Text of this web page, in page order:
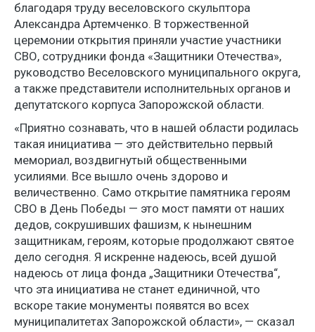
благодаря труду веселовского скульптора
Александра Артемченко. В торжественной
церемонии открытия приняли участие участники
СВО, сотрудники фонда «Защитники Отечества»,
руководство Веселовского муниципального округа,
а также представители исполнительных органов и
депутатского корпуса Запорожской области.
«Приятно сознавать, что в нашей области родилась
такая инициатива — это действительно первый
мемориал, воздвигнутый общественными
усилиями. Все вышло очень здорово и
величественно. Само открытие памятника героям
СВО в День Победы — это мост памяти от наших
дедов, сокрушивших фашизм, к нынешним
защитникам, героям, которые продолжают святое
дело сегодня. Я искренне надеюсь, всей душой
надеюсь от лица фонда „Защитники Отечества“,
что эта инициатива не станет единичной, что
вскоре такие монументы появятся во всех
муниципалитетах Запорожской области», — сказал